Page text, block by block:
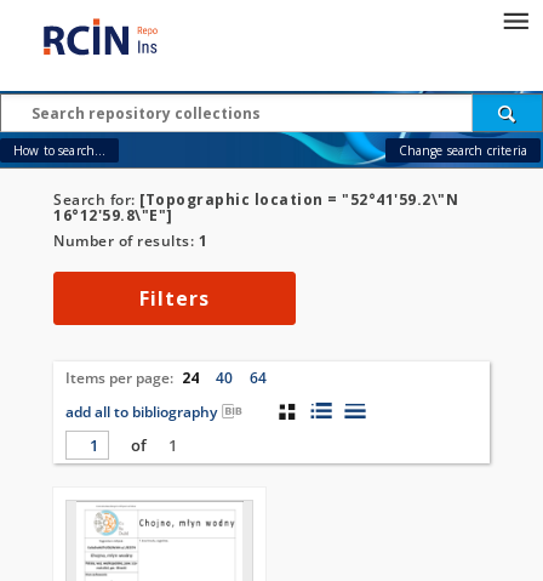
How to search... Change search criteria
Search for: [Topographic location = "52°41'59.2\"N
16°12'59.8\"E"]
Number of results: 1
Filters
Items per page: 24 40
64
add all to bibliography
of
1